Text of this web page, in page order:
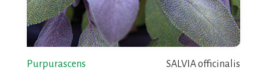
Purpurascens SALVIA officinalis